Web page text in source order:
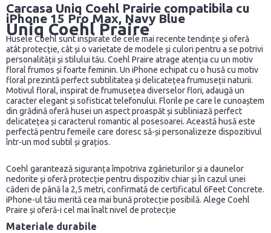
Carcasa Uniq Coehl Prairie compatibila cu
iPhone 15 Pro Max, Navy Blue
Uniq Coehl Praire
Husele Coehl sunt inspirate de cele mai recente tendințe și oferă
atât protecție, cât și o varietate de modele și culori pentru a se potrivi
personalității și stilului tău. Coehl Praire atrage atenția cu un motiv
floral frumos și foarte feminin. Un iPhone echipat cu o husă cu motiv
floral prezintă perfect subtilitatea și delicatețea frumuseții naturii.
Motivul floral, inspirat de frumusețea diverselor flori, adaugă un
caracter elegant și sofisticat telefonului. Florile pe care le cunoaștem
din grădină oferă husei un aspect proaspăt și subliniază perfect
delicatețea și caracterul romantic al posesoarei. Această husă este
perfectă pentru femeile care doresc să-și personalizeze dispozitivul
într-un mod subtil și grațios.
Coehl garantează siguranța împotriva zgârieturilor și a daunelor
nedorite și oferă protecție pentru dispozitiv chiar și în cazul unei
căderi de până la 2,5 metri, confirmată de certificatul 6Feet Concrete.
iPhone-ul tău merită cea mai bună protecție posibilă. Alege Coehl
Praire și oferă-i cel mai înalt nivel de protecție
Materiale durabile